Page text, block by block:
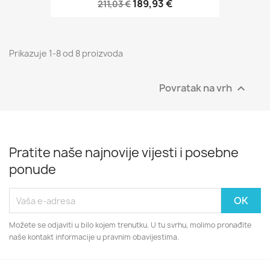
211,03 € 189,93 €
Prikazuje 1-8 od 8 proizvoda
Povratak na vrh 
Pratite naše najnovije vijesti i posebne
ponude
Možete se odjaviti u bilo kojem trenutku. U tu svrhu, molimo pronađite
naše kontakt informacije u pravnim obavijestima.